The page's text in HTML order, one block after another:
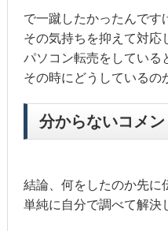
で一蹴したかったんです
その気持ちを抑えて対応
パソコン転売をしている
その時にどうしているの
分からないコメ
結論、何をしたのか先に
単純に自分で調べて解決